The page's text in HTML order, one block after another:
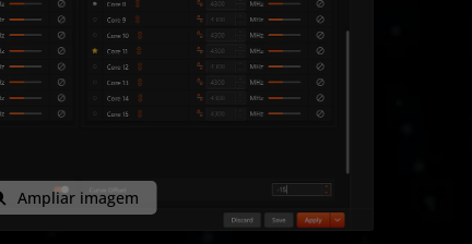
Ampliar imagem